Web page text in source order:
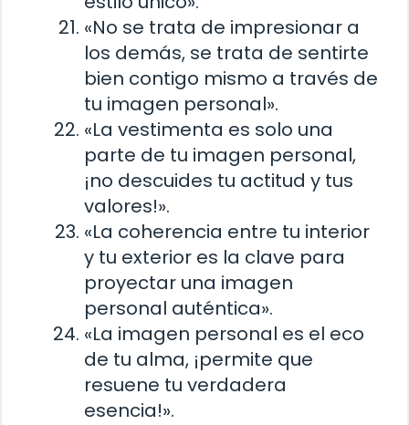
«No se trata de impresionar a
los demás, se trata de sentirte
bien contigo mismo a través de
tu imagen personal».
«La vestimenta es solo una
parte de tu imagen personal,
¡no descuides tu actitud y tus
valores!».
«La coherencia entre tu interior
y tu exterior es la clave para
proyectar una imagen
personal auténtica».
«La imagen personal es el eco
de tu alma, ¡permite que
resuene tu verdadera
esencia!».